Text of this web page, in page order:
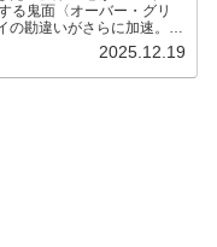
る鬼面〈オーバー・グリ
の勘違いがさらに加速。暴
活躍が描かれる注目巻。
2025.12.19